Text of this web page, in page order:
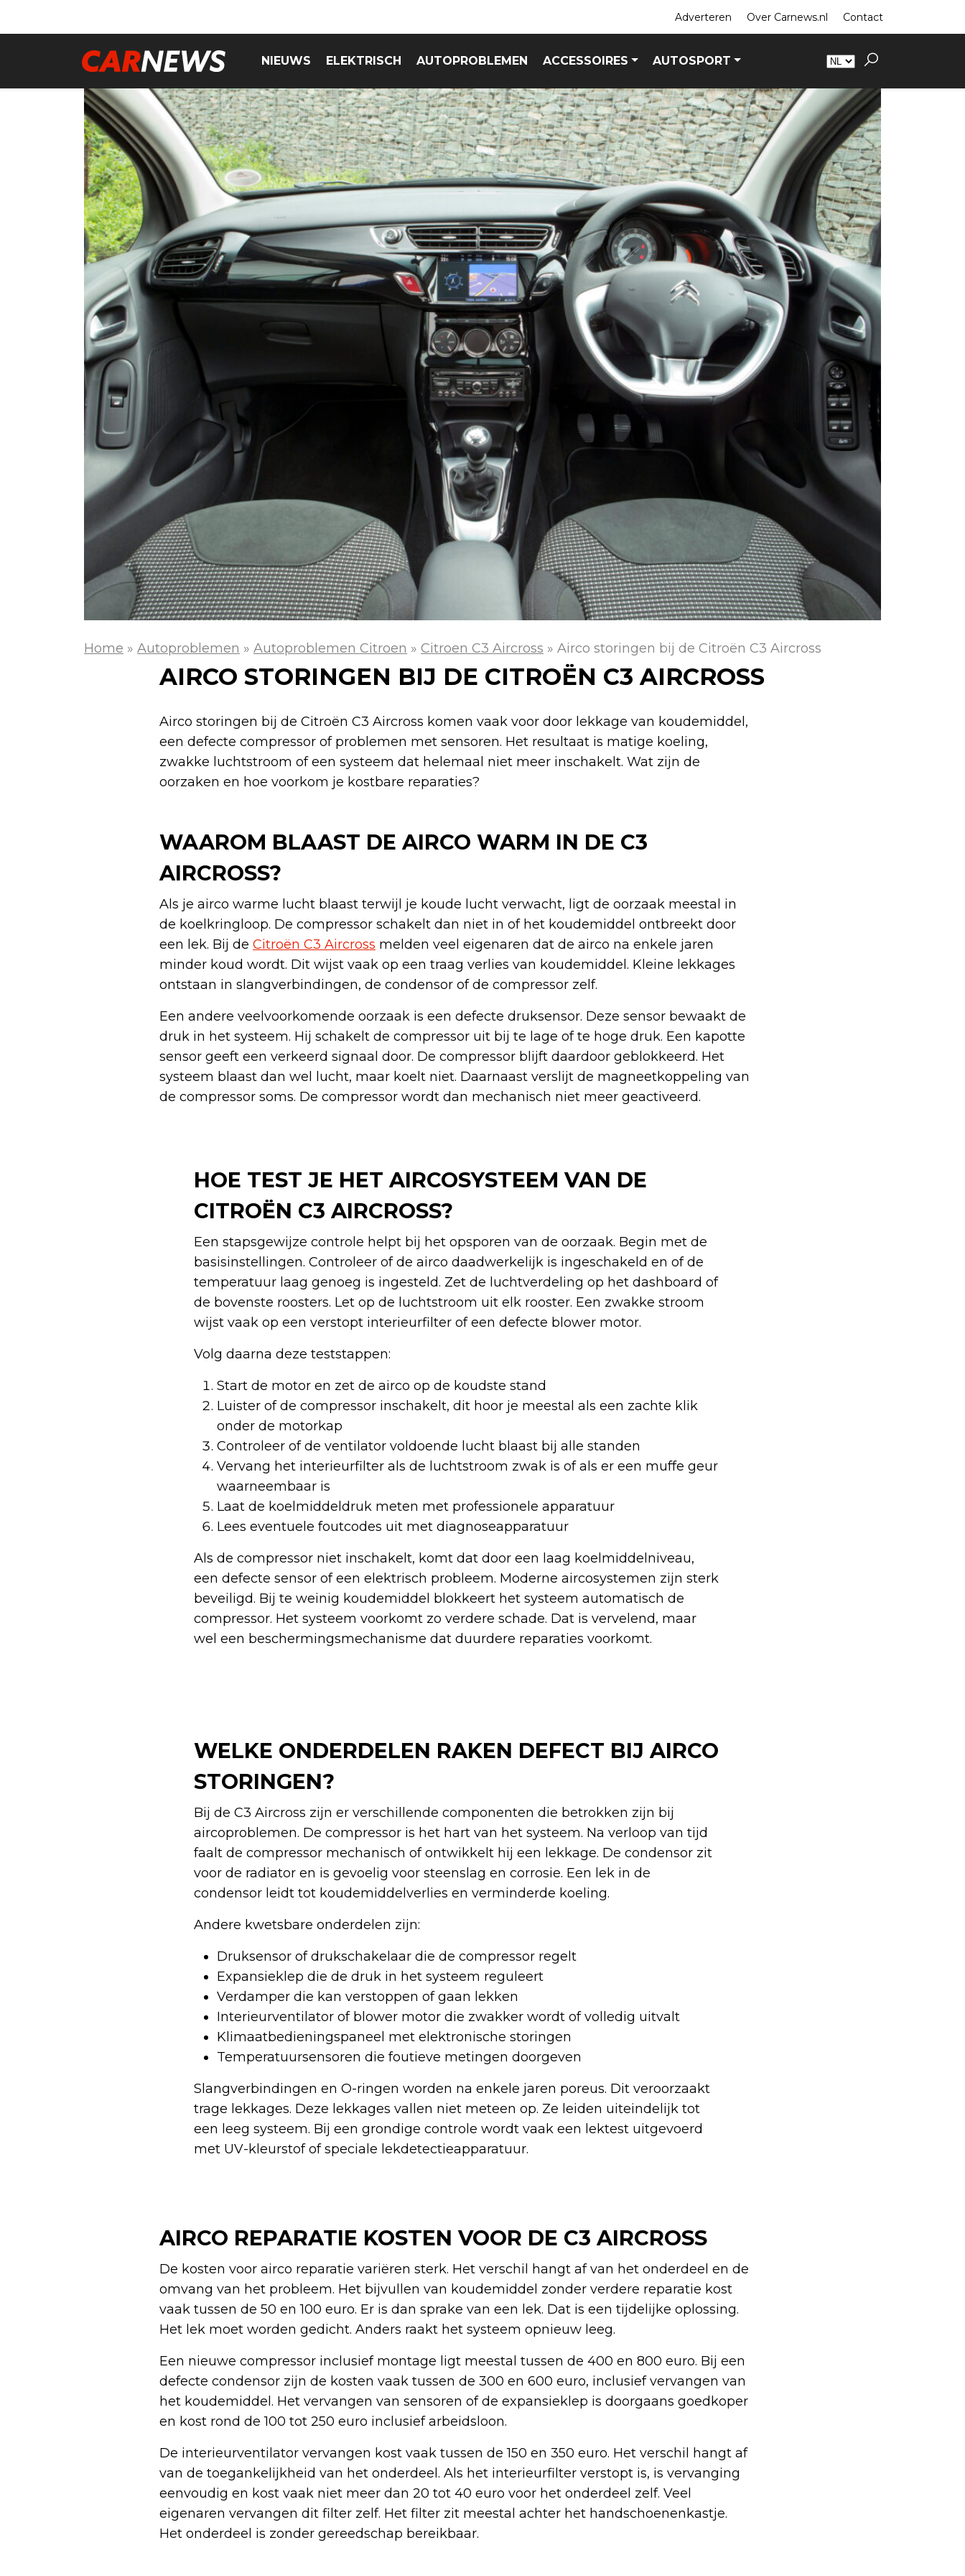
Adverteren Over Carnews.nl Contact
NIEUWS ELEKTRISCH AUTOPROBLEMEN ACCESSOIRES AUTOSPORT
Home » Autoproblemen » Autoproblemen Citroen » Citroen C3 Aircross » Airco storingen bij de Citroën C3 Aircross
AIRCO STORINGEN BIJ DE CITROËN C3 AIRCROSS
Airco storingen bij de Citroën C3 Aircross komen vaak voor door lekkage van koudemiddel,
een defecte compressor of problemen met sensoren. Het resultaat is matige koeling,
zwakke luchtstroom of een systeem dat helemaal niet meer inschakelt. Wat zijn de
oorzaken en hoe voorkom je kostbare reparaties?
WAAROM BLAAST DE AIRCO WARM IN DE C3
AIRCROSS?
Als je airco warme lucht blaast terwijl je koude lucht verwacht, ligt de oorzaak meestal in
de koelkringloop. De compressor schakelt dan niet in of het koudemiddel ontbreekt door
een lek. Bij de Citroën C3 Aircross melden veel eigenaren dat de airco na enkele jaren
minder koud wordt. Dit wijst vaak op een traag verlies van koudemiddel. Kleine lekkages
ontstaan in slangverbindingen, de condensor of de compressor zelf.
Een andere veelvoorkomende oorzaak is een defecte druksensor. Deze sensor bewaakt de
druk in het systeem. Hij schakelt de compressor uit bij te lage of te hoge druk. Een kapotte
sensor geeft een verkeerd signaal door. De compressor blijft daardoor geblokkeerd. Het
systeem blaast dan wel lucht, maar koelt niet. Daarnaast verslijt de magneetkoppeling van
de compressor soms. De compressor wordt dan mechanisch niet meer geactiveerd.
HOE TEST JE HET AIRCOSYSTEEM VAN DE
CITROËN C3 AIRCROSS?
Een stapsgewijze controle helpt bij het opsporen van de oorzaak. Begin met de
basisinstellingen. Controleer of de airco daadwerkelijk is ingeschakeld en of de
temperatuur laag genoeg is ingesteld. Zet de luchtverdeling op het dashboard of
de bovenste roosters. Let op de luchtstroom uit elk rooster. Een zwakke stroom
wijst vaak op een verstopt interieurfilter of een defecte blower motor.
Volg daarna deze teststappen:
Start de motor en zet de airco op de koudste stand
Luister of de compressor inschakelt, dit hoor je meestal als een zachte klik
onder de motorkap
Controleer of de ventilator voldoende lucht blaast bij alle standen
Vervang het interieurfilter als de luchtstroom zwak is of als er een muffe geur
waarneembaar is
Laat de koelmiddeldruk meten met professionele apparatuur
Lees eventuele foutcodes uit met diagnoseapparatuur
Als de compressor niet inschakelt, komt dat door een laag koelmiddelniveau,
een defecte sensor of een elektrisch probleem. Moderne aircosystemen zijn sterk
beveiligd. Bij te weinig koudemiddel blokkeert het systeem automatisch de
compressor. Het systeem voorkomt zo verdere schade. Dat is vervelend, maar
wel een beschermingsmechanisme dat duurdere reparaties voorkomt.
WELKE ONDERDELEN RAKEN DEFECT BIJ AIRCO
STORINGEN?
Bij de C3 Aircross zijn er verschillende componenten die betrokken zijn bij
aircoproblemen. De compressor is het hart van het systeem. Na verloop van tijd
faalt de compressor mechanisch of ontwikkelt hij een lekkage. De condensor zit
voor de radiator en is gevoelig voor steenslag en corrosie. Een lek in de
condensor leidt tot koudemiddelverlies en verminderde koeling.
Andere kwetsbare onderdelen zijn:
Druksensor of drukschakelaar die de compressor regelt
Expansieklep die de druk in het systeem reguleert
Verdamper die kan verstoppen of gaan lekken
Interieurventilator of blower motor die zwakker wordt of volledig uitvalt
Klimaatbedieningspaneel met elektronische storingen
Temperatuursensoren die foutieve metingen doorgeven
Slangverbindingen en O-ringen worden na enkele jaren poreus. Dit veroorzaakt
trage lekkages. Deze lekkages vallen niet meteen op. Ze leiden uiteindelijk tot
een leeg systeem. Bij een grondige controle wordt vaak een lektest uitgevoerd
met UV-kleurstof of speciale lekdetectieapparatuur.
AIRCO REPARATIE KOSTEN VOOR DE C3 AIRCROSS
De kosten voor airco reparatie variëren sterk. Het verschil hangt af van het onderdeel en de
omvang van het probleem. Het bijvullen van koudemiddel zonder verdere reparatie kost
vaak tussen de 50 en 100 euro. Er is dan sprake van een lek. Dat is een tijdelijke oplossing.
Het lek moet worden gedicht. Anders raakt het systeem opnieuw leeg.
Een nieuwe compressor inclusief montage ligt meestal tussen de 400 en 800 euro. Bij een
defecte condensor zijn de kosten vaak tussen de 300 en 600 euro, inclusief vervangen van
het koudemiddel. Het vervangen van sensoren of de expansieklep is doorgaans goedkoper
en kost rond de 100 tot 250 euro inclusief arbeidsloon.
De interieurventilator vervangen kost vaak tussen de 150 en 350 euro. Het verschil hangt af
van de toegankelijkheid van het onderdeel. Als het interieurfilter verstopt is, is vervanging
eenvoudig en kost vaak niet meer dan 20 tot 40 euro voor het onderdeel zelf. Veel
eigenaren vervangen dit filter zelf. Het filter zit meestal achter het handschoenenkastje.
Het onderdeel is zonder gereedschap bereikbaar.